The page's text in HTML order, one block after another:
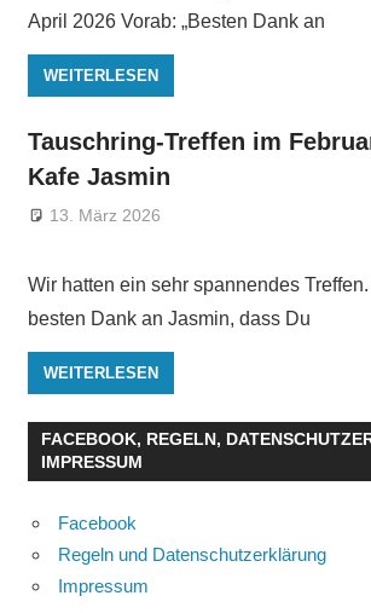
April 2026 Vorab: „Besten Dank an
WEITERLESEN
Tauschring-Treffen im
Kafe Jasmin
13. März 2026
Wir hatten ein sehr spannendes
besten Dank an Jasmin, dass Du
WEITERLESEN
FACEBOOK, REGELN,
IMPRESSUM
Facebook
Regeln und Datenschutzerklärung
Impressum